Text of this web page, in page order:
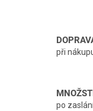
při
po